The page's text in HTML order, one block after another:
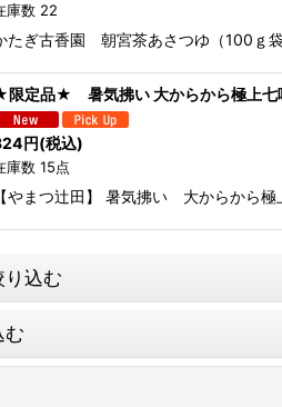
庫数 22
たぎ古香園 朝宮茶あさつゆ（100ｇ
定品★ 暑気拂い 大からから極上七
円(税込)
庫数 15点
【やまつ辻田】 暑気拂い 大からから
り込む
食遺産 特別セット】
】
む